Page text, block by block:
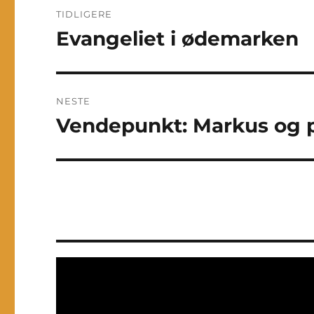
TIDLIGERE
Forrige
Evangeliet i ødemarken
NESTE
Neste
Vendepunkt: Markus og